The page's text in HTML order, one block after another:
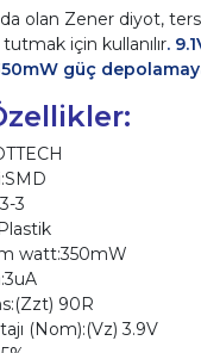
olan Zener diyot,
için kullanılır.
güç
3
watt:350mW
90R
(Nom):(Vz) 3.9V